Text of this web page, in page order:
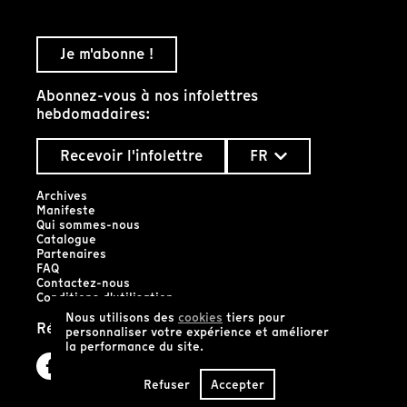
Nous utilisons des cookies tiers pour
personnaliser votre expérience et améliorer
la performance du site.
Refuser Accepter
Je m'abonne !
Abonnez-vous à nos infolettres
hebdomadaires:
Recevoir l'infolettre
FR
Archives
Manifeste
Qui sommes-nous
Catalogue
Partenaires
FAQ
Contactez-nous
Conditions d'utilisation
Réseaux sociaux